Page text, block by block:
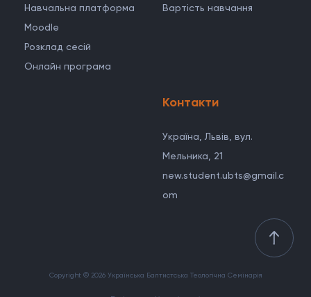
Навчальна платформа
Moodle
Розклад сесій
Онлайн програма
Вартість навчання
Контакти
Україна, Львів, вул.
Мельника, 21
new.student.ubts@gmail.c
om
Copyright © 2026 Українська Баптистська Теологічна Семінарія